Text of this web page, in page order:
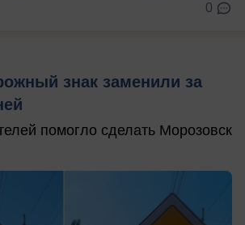
0
знак заменили за
помогло сделать Морозовск